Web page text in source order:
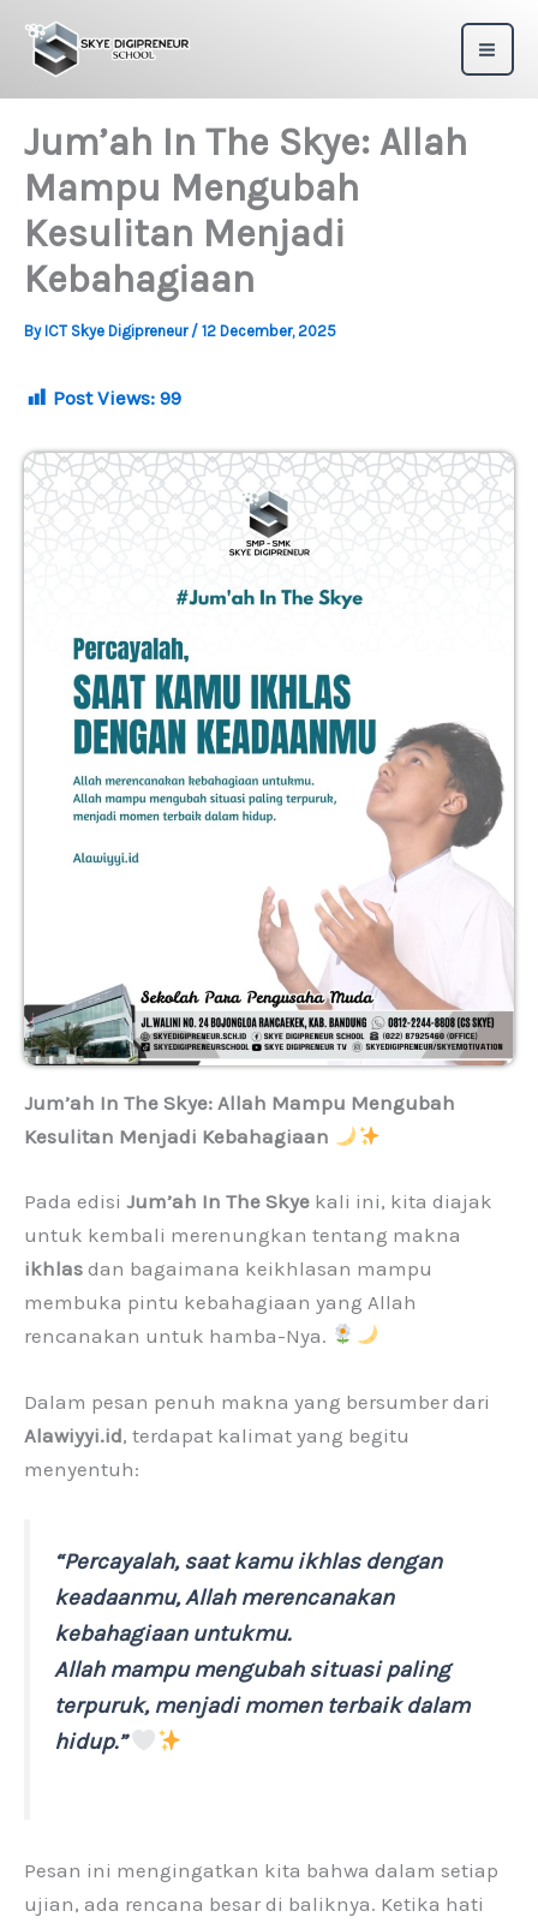
content
Jum’ah In The Skye: Allah
Mampu Mengubah
Kesulitan Menjadi
Kebahagiaan
By ICT Skye Digipreneur / 12 December, 2025
Post Views: 99
Jum’ah In The Skye: Allah Mampu Mengubah
Kesulitan Menjadi Kebahagiaan
Pada edisi Jum’ah In The Skye kali ini, kita diajak
untuk kembali merenungkan tentang makna
ikhlas dan bagaimana keikhlasan mampu
membuka pintu kebahagiaan yang Allah
rencanakan untuk hamba-Nya.
Dalam pesan penuh makna yang bersumber dari
Alawiyyi.id, terdapat kalimat yang begitu
menyentuh:
“Percayalah, saat kamu ikhlas dengan
keadaanmu, Allah merencanakan
kebahagiaan untukmu.
Allah mampu mengubah situasi paling
terpuruk, menjadi momen terbaik dalam
hidup.”
Pesan ini mengingatkan kita bahwa dalam setiap
ujian, ada rencana besar di baliknya. Ketika hati